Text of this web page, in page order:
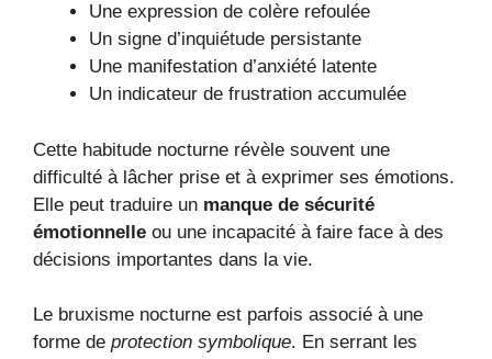
Une expression de colère refoulée
Un signe d’inquiétude persistante
Une manifestation d’anxiété latente
Un indicateur de frustration accumulée
Cette habitude nocturne révèle souvent une
difficulté à lâcher prise et à exprimer ses émotions.
Elle peut traduire un manque de sécurité
émotionnelle ou une incapacité à faire face à des
décisions importantes dans la vie.
Le bruxisme nocturne est parfois associé à une
forme de protection symbolique. En serrant les